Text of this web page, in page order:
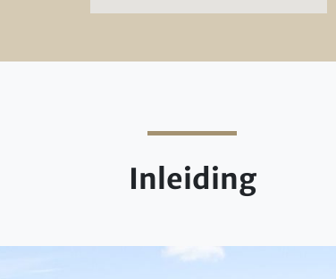
Inleiding